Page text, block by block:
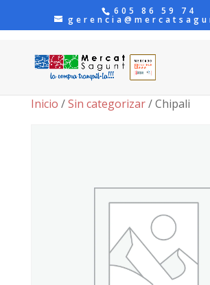
605 86 59 74
Inicio /Sin categorizar/ Chipali